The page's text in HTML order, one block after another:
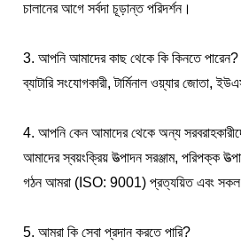
চালানের আগে সর্বদা চূড়ান্ত পরিদর্শন।
3. আপনি আমাদের কাছ থেকে কি কিনতে পারেন?
ব্যাটারি সংযোগকারী, টার্মিনাল ওয়্যার জোতা,
4. আপনি কেন আমাদের থেকে অন্য
আমাদের স্বয়ংক্রিয় উত্পাদন সরঞ্জাম, পরিপক্ক
গঠন আমরা (ISO: 9001) প্রত্যয়িত এবং সকল
5. আমরা কি সেবা প্রদান করতে পারি?